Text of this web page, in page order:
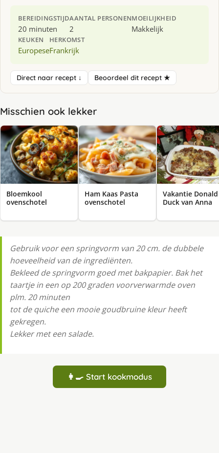
BEREIDINGSTIJD
20 minuten
AANTAL PERSONEN
2
MOEILIJKHEID
Makkelijk
KEUKEN
Europese
HERKOMST
Frankrijk
Direct naar recept ↓ Beoordeel dit recept ★
Misschien ook lekker
Bloemkool
ovenschotel
Ham Kaas Pasta
ovenschotel
Vakantie Donald
Duck van Anna
Gebruik voor een springvorm van 20 cm. de dubbele
hoeveelheid van de ingrediënten.
Bekleed de springvorm goed met bakpapier. Bak het
taartje in een op 200 graden voorverwarmde oven
plm. 20 minuten
tot de quiche een mooie goudbruine kleur heeft
gekregen.
Lekker met een salade.
👩‍🍳 Start kookmodus